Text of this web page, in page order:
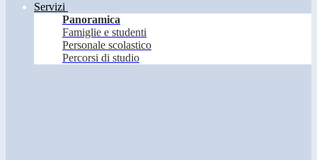
Servizi
Panoramica
Famiglie e studenti
Personale scolastico
Percorsi di studio